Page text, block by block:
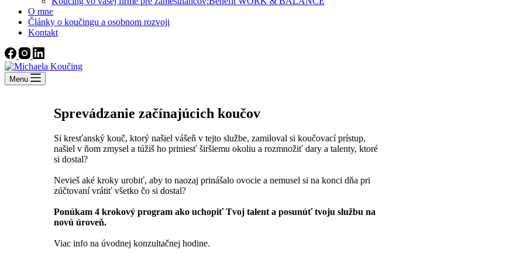
O mne
Články o koučingu a osobnom rozvoji
Kontakt
Menu
Sprevádzanie začínajúcich koučov
Si kresťanský kouč, ktorý našiel vášeň v tejto službe, zamiloval si koučovací prístup,
našiel v ňom zmysel a túžiš ho priniesť širšiemu okoliu a rozmnožiť dary a talenty, ktoré
si dostal?
Nevieš aké kroky urobiť, aby to naozaj prinášalo ovocie a nemusel si na konci dňa pri
zúčtovaní vrátiť všetko čo si dostal?
Ponúkam 4 krokový program ako uchopiť Tvoj talent a posunúť tvoju službu na
novú úroveň.
Viac info na úvodnej konzultačnej hodine.